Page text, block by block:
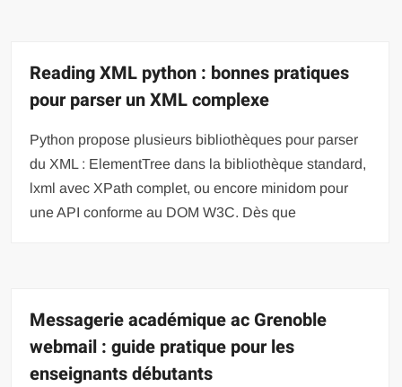
Reading XML python : bonnes pratiques
pour parser un XML complexe
Python propose plusieurs bibliothèques pour parser
du XML : ElementTree dans la bibliothèque standard,
lxml avec XPath complet, ou encore minidom pour
une API conforme au DOM W3C. Dès que
Messagerie académique ac Grenoble
webmail : guide pratique pour les
enseignants débutants